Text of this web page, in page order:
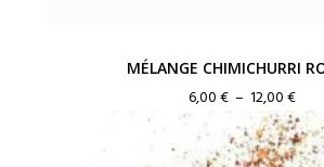
MÉLANGE CHIMICHURRI
6,00€ – 12,00€Plage
de
prix :